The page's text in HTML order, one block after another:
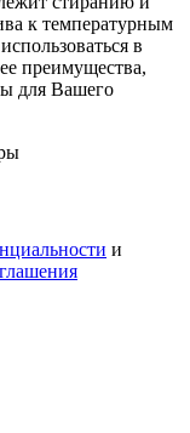
к температурным
в
преимущества,
для Вашего
и